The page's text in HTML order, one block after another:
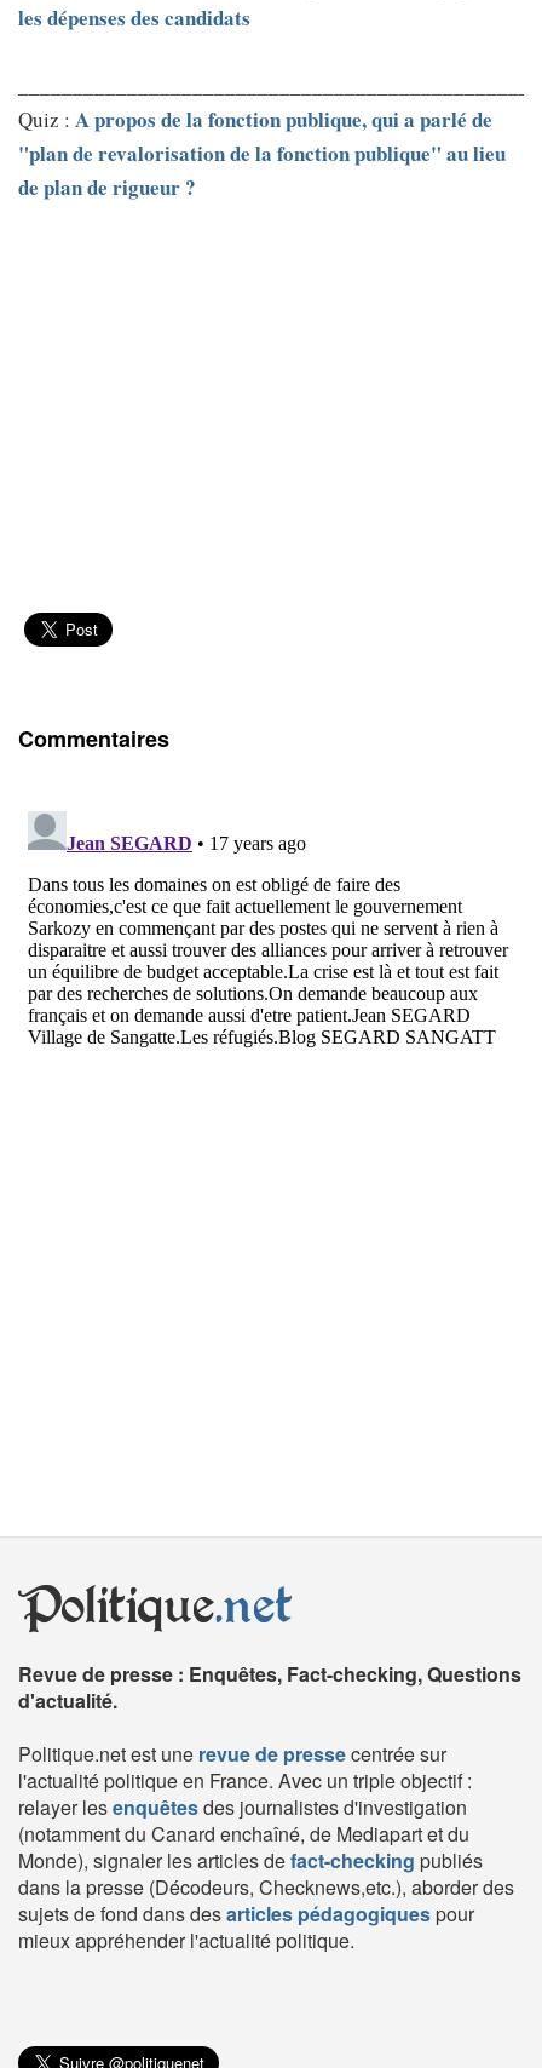
les dépenses des candidats
Quiz : A propos de la fonction publique, qui a parlé de
"plan de revalorisation de la fonction publique" au lieu
de plan de rigueur ?
Commentaires
Politique.net
Revue de presse : Enquêtes, Fact-checking, Questions
d'actualité.
Politique.net est une revue de pressecentrée sur
l'actualité politique en France. Avec un triple objectif :
relayer lesenquêtesdes journalistes d'investigation
(notamment du Canard enchaîné, de Mediapart et du
Monde), signaler les articles defact-checking publiés
dans la presse (Décodeurs, Checknews,etc.), aborder des
sujets de fond dans desarticles pédagogiquespour
mieux appréhender l'actualité politique.